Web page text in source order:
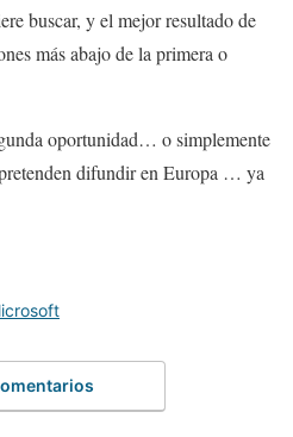
buscar, y el mejor resultado de
más abajo de la primera o
oportunidad… o simplemente
difundir en Europa … ya